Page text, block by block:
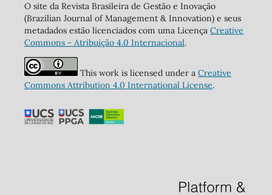
O site da Revista Brasileira de Gestão e Inovação
(Brazilian Journal of Management & Innovation) e seus
metadados estão licenciados com uma Licença Creative
Commons - Atribuição 4.0 Internacional.
This work is licensed under a Creative
Commons Attribution 4.0 International License.